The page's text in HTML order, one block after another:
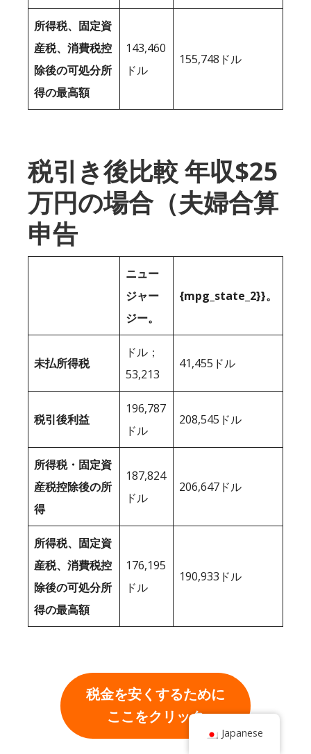
所得税、固定資
産税、消費税控
除後の可処分所
得の最高額
143,460
ドル
155,748ドル
税引き後比較 年収$25
万円の場合（夫婦合算
申告
ニュー
ジャー
ジー。
{mpg_state_2}}。
未払所得税
ドル；
53,213
41,455ドル
税引後利益
196,787
ドル
208,545ドル
所得税・固定資
産税控除後の所
得
187,824
ドル
206,647ドル
所得税、固定資
産税、消費税控
除後の可処分所
得の最高額
176,195
ドル
190,933ドル
税金を安くするために
ここをクリック
Japanese